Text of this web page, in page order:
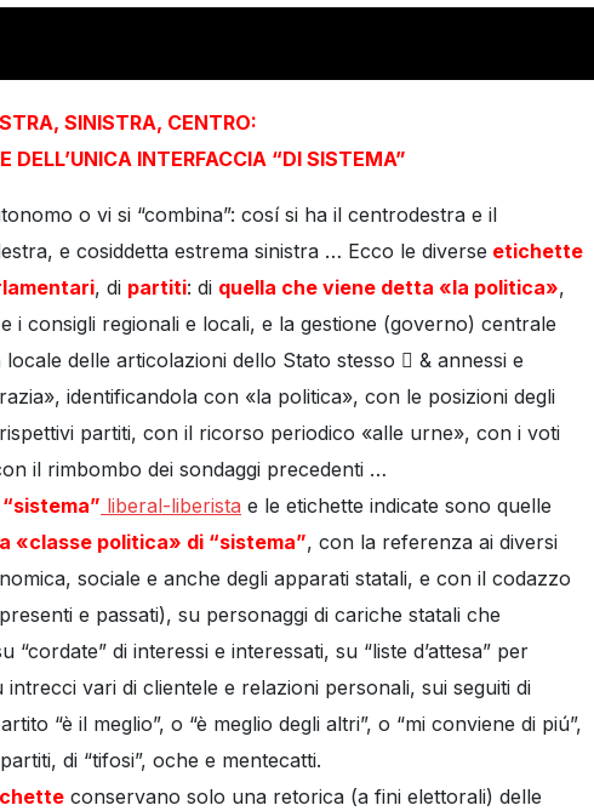
SINISTRA, CENTRO:
DELL’UNICA INTERFACCIA “DI SISTEMA”
o vi si “combina”: cosí si ha il centrodestra e il
e cosiddetta estrema sinistra … Ecco le diverse etichette
, di partiti: di quella che viene detta «la politica»,
i consigli regionali e locali, e la gestione (governo) centrale
delle articolazioni dello Stato stesso  & annessi e
identificandola con «la politica», con le posizioni degli
partiti, con il ricorso periodico «alle urne», con i voti
il rimbombo dei sondaggi precedenti …
liberal-liberista e le etichette indicate sono quelle
«classe politica» di “sistema”, con la referenza ai diversi
sociale e anche degli apparati statali, e con il codazzo
e passati), su personaggi di cariche statali che
di interessi e interessati, su “liste d’attesa” per
vari di clientele e relazioni personali, sui seguiti di
“è il meglio”, o “è meglio degli altri”, o “mi conviene di piú”,
di “tifosi”, oche e mentecatti.
conservano solo una retorica (a fini elettorali) delle